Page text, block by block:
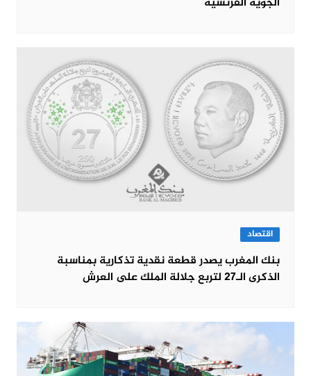
اقتصاد
بنك المغرب يصدر قطعة نقدية تذكارية بمناسبة
الذكرى الـ27 لتربع جلالة الملك على العرش